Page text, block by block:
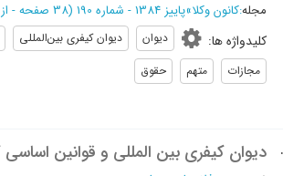
مجله:کانون وکلا»پاييز 1384 - شماره 190 (‎38 صفحه - از 167 تا 204
کلیدواژه ها: دیوان دیوان کیفری بین‌المللی
مجازات
متهم حقوق
دیوان کیفری بین المللی و قوانین اساسی